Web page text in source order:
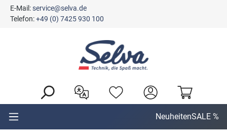
springen
E-Mail:service@selva.de
Telefon:+49 (0) 7425 930 100
NeuheitenSALE %